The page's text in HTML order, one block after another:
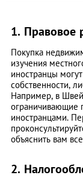
1. Правовое
Покупка
изучения
иностранцы
собственности,
Например, в
ограничивающие
иностранцами.
объяснить вам
2.